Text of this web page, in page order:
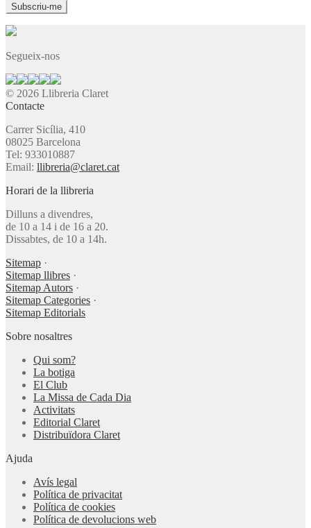
Segueix-nos
© 2026 Llibreria Claret
Contacte
Carrer Sicília, 410
08025 Barcelona
Tel: 933010887
Email: llibreria@claret.cat
Horari de la llibreria
Dilluns a divendres,
de 10 a 14 i de 16 a 20.
Dissabtes, de 10 a 14h.
Sitemap ·
Sitemap llibres ·
Sitemap Autors ·
Sitemap Categories ·
Sitemap Editorials
Sobre nosaltres
Qui som?
La botiga
El Club
La Missa de Cada Dia
Activitats
Editorial Claret
Distribuïdora Claret
Ajuda
Avís legal
Política de privacitat
Política de cookies
Política de devolucions web